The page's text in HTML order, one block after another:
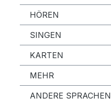
HÖREN
SINGEN
KARTEN
MEHR
ANDERE SPRACHEN